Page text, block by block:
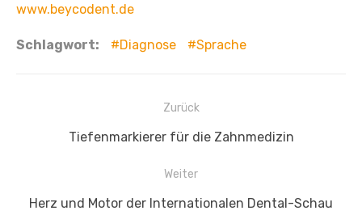
www.beycodent.de
Schlagwort: Diagnose Sprache
Beitragsnavigation
Zurück
Vorheriger
Tiefenmarkierer für die Zahnmedizin
Weiter
Nächster
Herz und Motor der Internationalen Dental-Schau